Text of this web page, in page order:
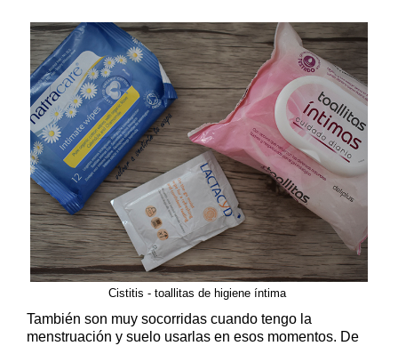
Cistitis - toallitas de higiene íntima
También son muy socorridas cuando tengo la
menstruación y suelo usarlas en esos momentos. De